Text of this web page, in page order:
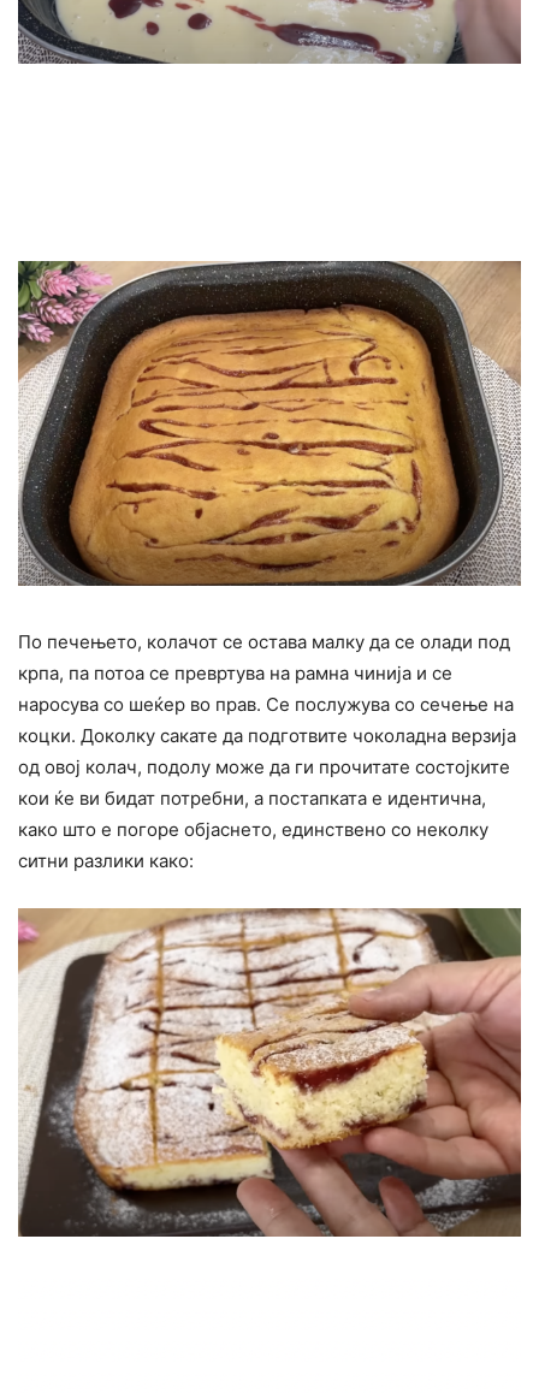
По печењето, колачот се остава малку да се олади под
крпа, па потоа се превртува на рамна чинија и се
наросува со шеќер во прав. Се послужува со сечење на
коцки. Доколку сакате да подготвите чоколадна верзија
од овој колач, подолу може да ги прочитате состојките
кои ќе ви бидат потребни, а постапката е идентична,
како што е погоре објаснето, единствено со неколку
ситни разлики како: